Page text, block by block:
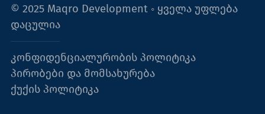
© 2025 Maqro Development ◦ ყველა უფლება
დაცულია
კონფიდენციალურობის პოლიტიკა
პირობები და მომსახურება
ქუქის პოლიტიკა